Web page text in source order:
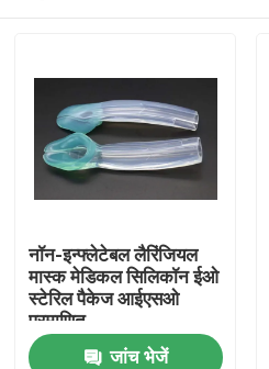
नॉन-इन्फ्लेटेबल लैरिंजियल
मास्क मेडिकल सिलिकॉन ईओ
स्टेरिल पैकेज आईएसओ
प्रमाणित
जांच भेजें